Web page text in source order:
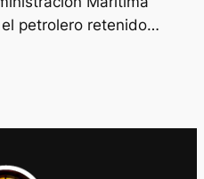
petrolero retenido…